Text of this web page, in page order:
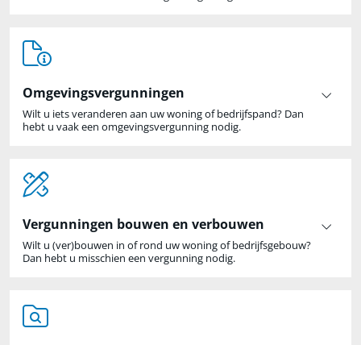
Omgevingsvergunningen
Wilt u iets veranderen aan uw woning of bedrijfspand? Dan
hebt u vaak een omgevingsvergunning nodig.
Vergunningen bouwen en verbouwen
Wilt u (ver)bouwen in of rond uw woning of bedrijfsgebouw?
Dan hebt u misschien een vergunning nodig.